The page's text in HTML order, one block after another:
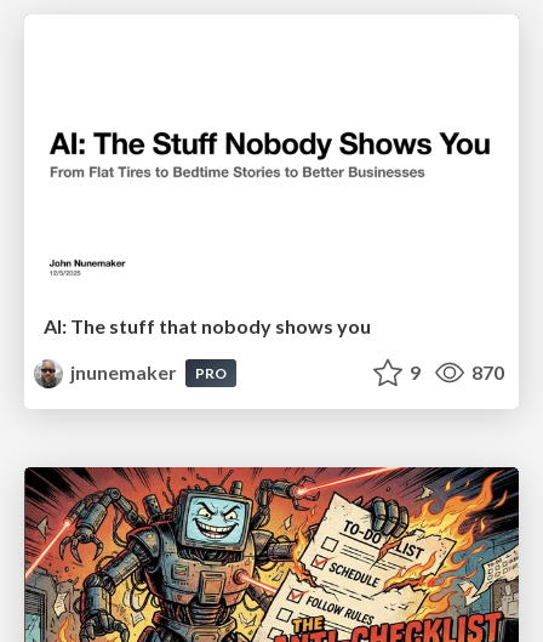
AI: The stuff that nobody shows you
jnunemaker
PRO 9 870